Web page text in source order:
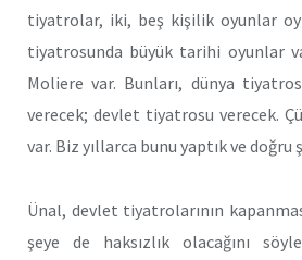
tiyatrolar, iki, beş kişilik oyunlar
tiyatrosunda büyük tarihi oyunlar
Moliere var. Bunları, dünya
verecek; devlet tiyatrosu verecek.
var. Biz yıllarca bunu yaptık ve doğru
Ünal, devlet tiyatrolarının
şeye de haksızlık olacağını